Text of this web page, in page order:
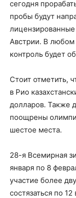
сегодня
пробы будут
Австрии. В любом
контроль будет
Стоит отметить,
в Рио
долларов. Также
поощрены
шестое места.
28-я Всемирная
января по 8
участие более
состязаться по